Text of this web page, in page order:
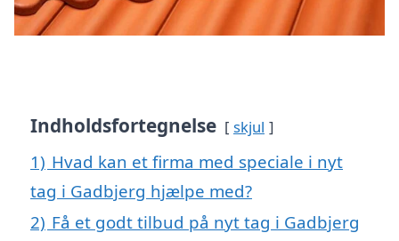
Indholdsfortegnelse skjul
1) Hvad kan et firma med speciale i nyt
tag i Gadbjerg hjælpe med?
2) Få et godt tilbud på nyt tag i Gadbjerg